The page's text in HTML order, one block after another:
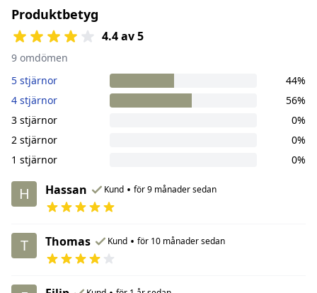
Produktbetyg
4.4 av 5
9 omdömen
5 stjärnor
44%
4 stjärnor
56%
3 stjärnor
0%
2 stjärnor
0%
1 stjärnor
0%
H Hassan Kund • för 9 månader sedan
T Thomas Kund • för 10 månader sedan